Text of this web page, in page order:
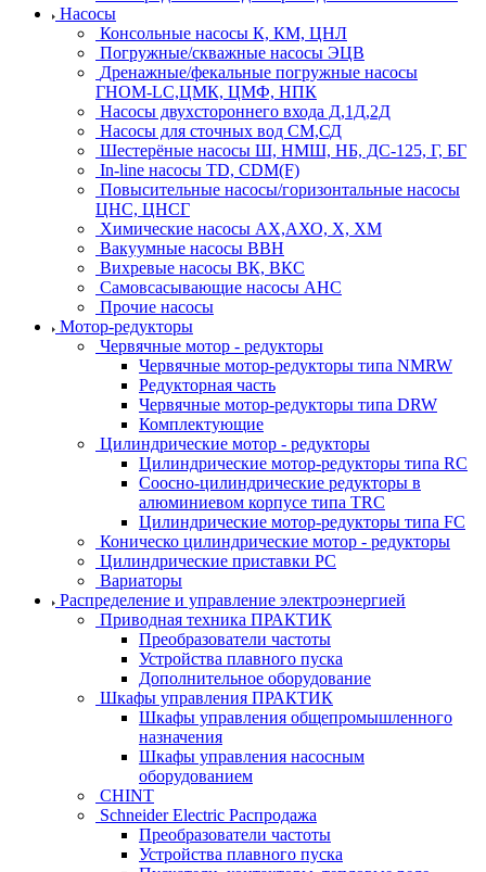
Насосы
Консольные насосы К, КМ, ЦНЛ
Погружные/скважные насосы ЭЦВ
Дренажные/фекальные погружные насосы
ГНОМ-LC,ЦМК, ЦМФ, НПК
Насосы двухстороннего входа Д,1Д,2Д
Насосы для сточных вод СМ,СД
Шестерёные насосы Ш, НМШ, НБ, ДС-125, Г, БГ
In-line насосы TD, CDM(F)
Повысительные насосы/горизонтальные насосы
ЦНС, ЦНСГ
Химические насосы АХ,АХО, Х, ХМ
Вакуумные насосы ВВН
Вихревые насосы ВК, ВКС
Самовсасывающие насосы АНС
Прочие насосы
Мотор-редукторы
Червячные мотор - редукторы
Червячные мотор-редукторы типа NMRW
Редукторная часть
Червячные мотор-редукторы типа DRW
Комплектующие
Цилиндрические мотор - редукторы
Цилиндрические мотор-редукторы типа RC
Соосно-цилиндрические редукторы в
алюминиевом корпусе типа TRC
Цилиндрические мотор-редукторы типа FC
Коническо цилиндрические мотор - редукторы
Цилиндрические приставки PC
Вариаторы
Распределение и управление электроэнергией
Приводная техника ПРАКТИК
Преобразователи частоты
Устройства плавного пуска
Дополнительное оборудование
Шкафы управления ПРАКТИК
Шкафы управления общепромышленного
назначения
Шкафы управления насосным
оборудованием
CHINT
Schneider Electric Распродажа
Преобразователи частоты
Устройства плавного пуска